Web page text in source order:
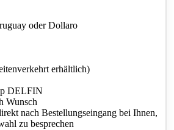
oder Dollaro
erhältlich)
DELFIN
Wunsch
nach Bestellungseingang bei Ihnen,
zu besprechen